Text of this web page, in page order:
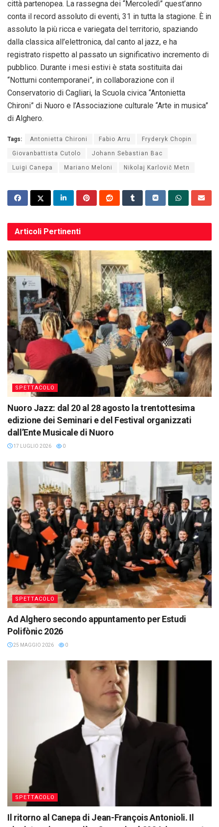
città partenopea. La rassegna dei “Mercoledì” quest’anno
conta il record assoluto di eventi, 31 in tutta la stagione. È in
assoluto la più ricca e variegata del territorio, spaziando
dalla classica all’elettronica, dal canto al jazz, e ha
registrato rispetto al passato un significativo incremento di
pubblico. Durante i mesi estivi è stata sostituita dai
“Notturni contemporanei”, in collaborazione con il
Conservatorio di Cagliari, la Scuola civica “Antonietta
Chironi” di Nuoro e l’Associazione culturale “Arte in musica”
di Alghero.
Tags: Antonietta Chironi Fabio Arru Fryderyk Chopin
Giovanbattista Cutolo Johann Sebastian Bac
Luigi Canepa Mariano Meloni Nikolaj Karlovič Metn
Articoli Pertinenti
SPETTACOLO
Nuoro Jazz: dal 20 al 28 agosto la trentottesima
edizione dei Seminari e del Festival organizzati
dall’Ente Musicale di Nuoro
17 LUGLIO 2026 0
SPETTACOLO
Ad Alghero secondo appuntamento per Estudi
Polifònic 2026
25 MAGGIO 2026 0
SPETTACOLO
Il ritorno al Canepa di Jean-François Antonioli. Il